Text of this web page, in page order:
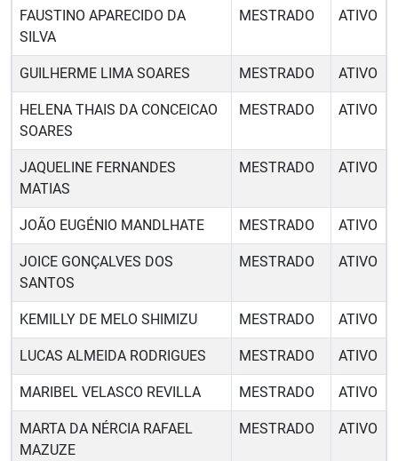
FAUSTINO APARECIDO DA
SILVA
MESTRADO ATIVO
GUILHERME LIMA SOARES MESTRADO ATIVO
HELENA THAIS DA CONCEICAO
SOARES
MESTRADO ATIVO
JAQUELINE FERNANDES
MATIAS
MESTRADO ATIVO
JOÃO EUGÉNIO MANDLHATE MESTRADO ATIVO
JOICE GONÇALVES DOS
SANTOS
MESTRADO ATIVO
KEMILLY DE MELO SHIMIZU MESTRADO ATIVO
LUCAS ALMEIDA RODRIGUES MESTRADO ATIVO
MARIBEL VELASCO REVILLA MESTRADO ATIVO
MARTA DA NÉRCIA RAFAEL
MAZUZE
MESTRADO ATIVO